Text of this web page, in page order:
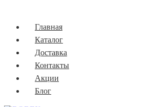
Главная
Каталог
Доставка
Контакты
Акции
Блог